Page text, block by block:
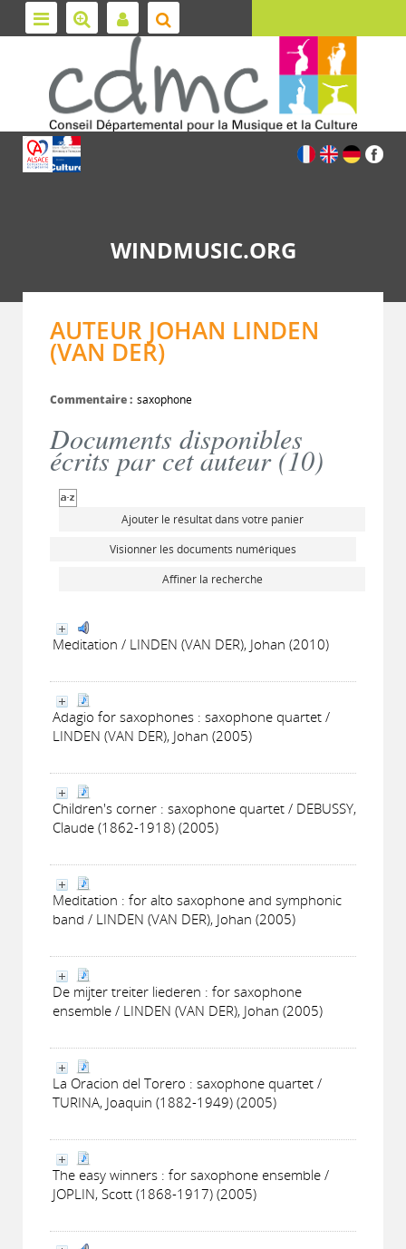
WINDMUSIC.ORG
AUTEUR JOHAN LINDEN
(VAN DER)
Commentaire : saxophone
Documents disponibles
écrits par cet auteur (10)
Ajouter le résultat dans votre panier
Visionner les documents numériques
Affiner la recherche
Meditation / LINDEN (VAN DER), Johan (2010)
Adagio for saxophones : saxophone quartet /
LINDEN (VAN DER), Johan (2005)
Children's corner : saxophone quartet / DEBUSSY,
Claude (1862-1918) (2005)
Meditation : for alto saxophone and symphonic
band / LINDEN (VAN DER), Johan (2005)
De mijter treiter liederen : for saxophone
ensemble / LINDEN (VAN DER), Johan (2005)
La Oracion del Torero : saxophone quartet /
TURINA, Joaquin (1882-1949) (2005)
The easy winners : for saxophone ensemble /
JOPLIN, Scott (1868-1917) (2005)